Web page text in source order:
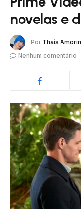
novelas e
Por Thaís
Nenhum comentário